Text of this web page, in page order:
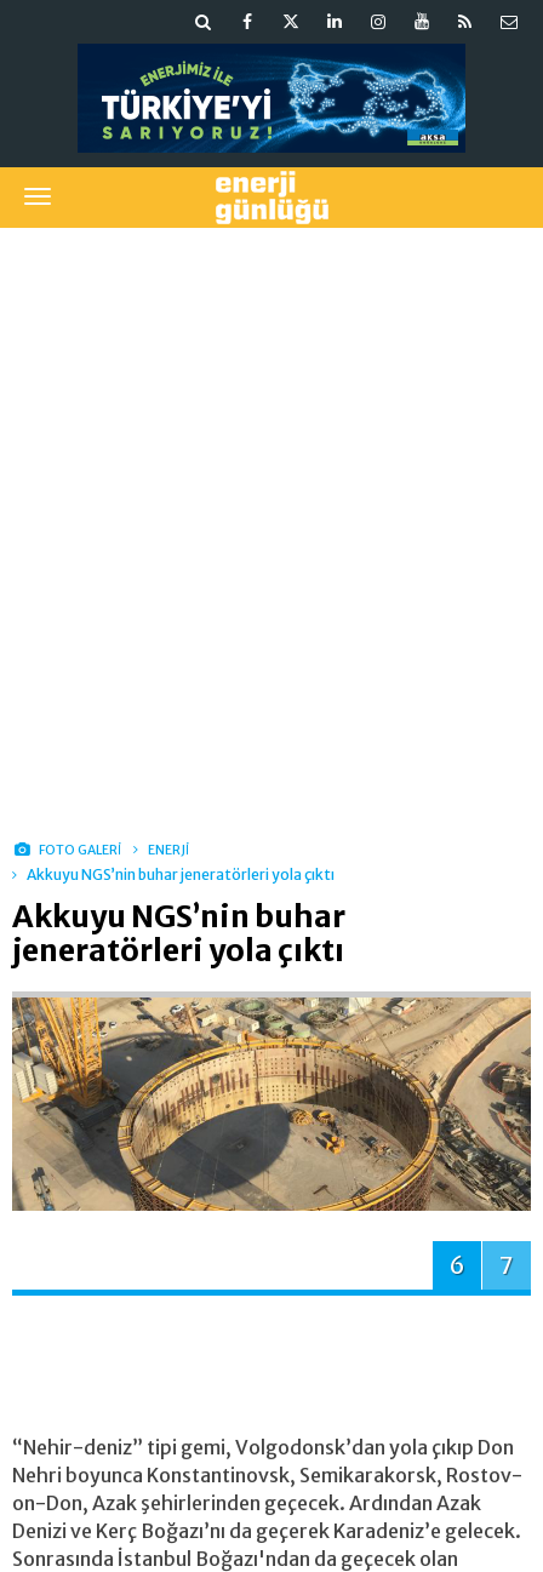
FOTO GALERİ ENERJİ
Akkuyu NGS’nin buhar jeneratörleri yola çıktı
Akkuyu NGS’nin buhar
jeneratörleri yola çıktı
6 7
“Nehir-deniz” tipi gemi, Volgodonsk’dan yola çıkıp Don
Nehri boyunca Konstantinovsk, Semikarakorsk, Rostov-
on-Don, Azak şehirlerinden geçecek. Ardından Azak
Denizi ve Kerç Boğazı’nı da geçerek Karadeniz’e gelecek.
Sonrasında İstanbul Boğazı'ndan da geçecek olan